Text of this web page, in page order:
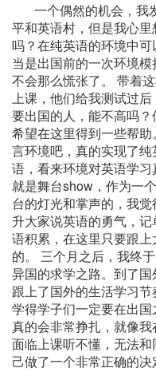
一个偶然的机会，我
平和英语村，但是我心
吗？在纯英语的环境中
当是出国前的一次环境
不会那么慌张了。 带着
上课，他们给我测试过
要出国的人，能不高吗
希望在这里得到一些帮
言环境吧，真的实现了
语，看来环境对英语学
就是舞台show，作为一
台的灯光和掌声的，我
升大家说英语的勇气，
语积累，在这里只要跟
的。 三个月之后，我终
异国的求学之路。到了
跟上了国外的生活学习
学得学子们一定要在出
真的会非常挣扎，就像
面临上课听不懂，无法
己做了一个非常正确的决